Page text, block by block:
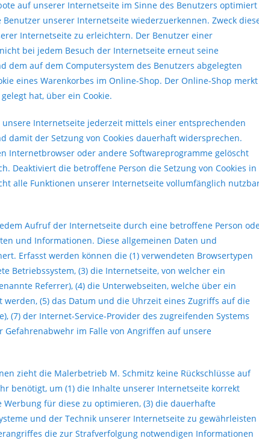
auf unserer Internetseite im Sinne des Benutzers optimiert
unserer Internetseite wiederzuerkennen. Zweck
Internetseite zu erleichtern. Der Benutzer einer
bei jedem Besuch der Internetseite erneut seine
dem auf dem Computersystem des Benutzers abgelegten
eines Warenkorbes im Online-Shop. Der Online-Shop merkt
hat, über ein Cookie.
Internetseite jederzeit mittels einer entsprechenden
der Setzung von Cookies dauerhaft widersprechen.
Internetbrowser oder andere Softwareprogramme gelöscht
Deaktiviert die betroffene Person die Setzung von Cookies in
alle Funktionen unserer Internetseite vollumfänglich
Aufruf der Internetseite durch eine betroffene Person
und Informationen. Diese allgemeinen Daten und
Erfasst werden können die (1) verwendeten Browsertypen
Betriebssystem, (3) die Internetseite, von welcher ein
Referrer), (4) die Unterwebseiten, welche über ein
(5) das Datum und die Uhrzeit eines Zugriffs auf die
(7) der Internet-Service-Provider des zugreifenden Systems
im Falle von Angriffen auf unsere
zieht die Malerbetrieb M. Schmitz keine Rückschlüsse auf
benötigt, um (1) die Inhalte unserer Internetseite korrekt
für diese zu optimieren, (3) die dauerhafte
und der Technik unserer Internetseite zu gewährleisten
die zur Strafverfolgung notwendigen Informationen